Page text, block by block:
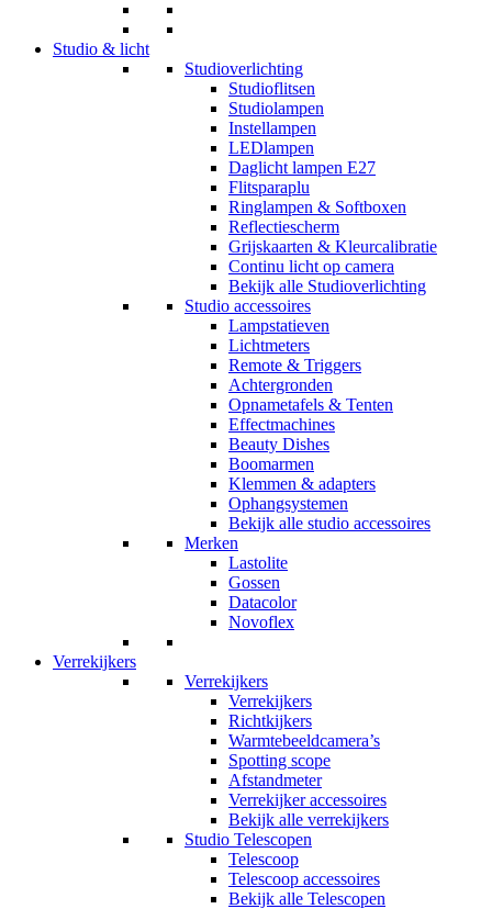
Studio & licht
Studioverlichting
Studioflitsen
Studiolampen
Instellampen
LEDlampen
Daglicht lampen E27
Flitsparaplu
Ringlampen & Softboxen
Reflectiescherm
Grijskaarten & Kleurcalibratie
Continu licht op camera
Bekijk alle Studioverlichting
Studio accessoires
Lampstatieven
Lichtmeters
Remote & Triggers
Achtergronden
Opnametafels & Tenten
Effectmachines
Beauty Dishes
Boomarmen
Klemmen & adapters
Ophangsystemen
Bekijk alle studio accessoires
Merken
Lastolite
Gossen
Datacolor
Novoflex
Verrekijkers
Verrekijkers
Verrekijkers
Richtkijkers
Warmtebeeldcamera’s
Spotting scope
Afstandmeter
Verrekijker accessoires
Bekijk alle verrekijkers
Studio Telescopen
Telescoop
Telescoop accessoires
Bekijk alle Telescopen